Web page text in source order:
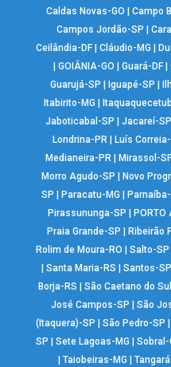
Caldas Novas-GO
|Campo
Campos Jordão-SP
Ceilândia-DF| Cláudio-MG
GOIÂNIA-GO Guará-DF|
Guarujá-SP
Iguapé-SP
Itabirito-MG
Jaboticabal-SP
Jacareí-SP
Londrina-PR| Luís Correia-
Medianeira-PR
Mirassol-
Morro Agudo-SP
Novo
SP
Paracatu-MG Parnaíba-
Pirassununga-SP
PORTO
Praia Grande-SP
Ribeirão
Rolim de Moura-RO
Salto-SP
|Santa Maria-RS |Santos-SP
Borja-RS
|São Caetano do
José Campos-SP
|São
(Itaquera)-SP
|São Pedro-SP
SP
|Sete Lagoas-MG |Sobral-
Taiobeiras-MG